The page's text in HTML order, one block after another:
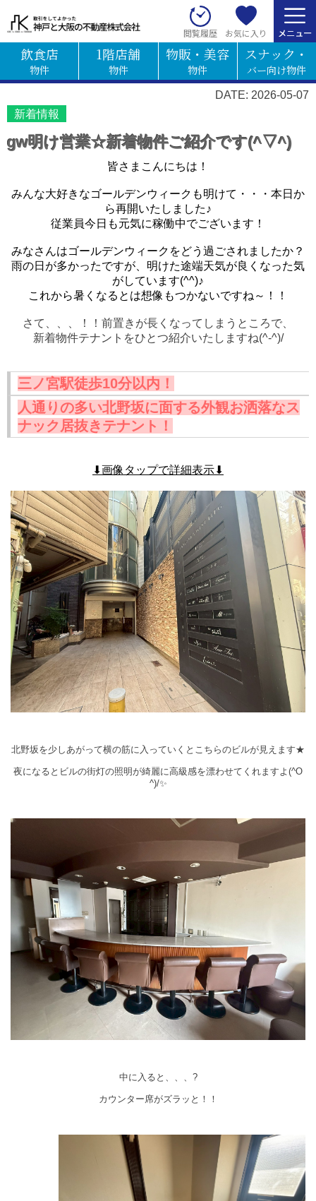
閲覧履歴 お気に入り
飲食店
物件
1階店舗
物件
物販・美容
物件
スナック・
バー向け物件
DATE: 2026-05-07
新着情報
gw明け営業☆新着物件ご紹介です(^▽^)
皆さまこんにちは！
みんな大好きなゴールデンウィークも明けて・・・本日か
ら再開いたしました♪
従業員今日も元気に稼働中でございます！
みなさんはゴールデンウィークをどう過ごされましたか？
雨の日が多かったですが、明けた途端天気が良くなった気
がしています(^^)♪
これから暑くなるとは想像もつかないですね～！！
さて、、、！！前置きが長くなってしまうところで、
新着物件テナントをひとつ紹介いたしますね(^-^)/
三ノ宮駅徒歩10分以内！
人通りの多い北野坂に面する外観お洒落なス
ナック居抜きテナント！
⬇画像タップで詳細表示⬇
北野坂を少しあがって横の筋に入っていくとこちらのビルが見えます★
夜になるとビルの街灯の照明が綺麗に高級感を漂わせてくれますよ(^O
^)/✨
中に入ると、、、?
カウンター席がズラッと！！